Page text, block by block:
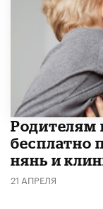
Родителям
бесплатно
нянь и
21 АПРЕЛЯ